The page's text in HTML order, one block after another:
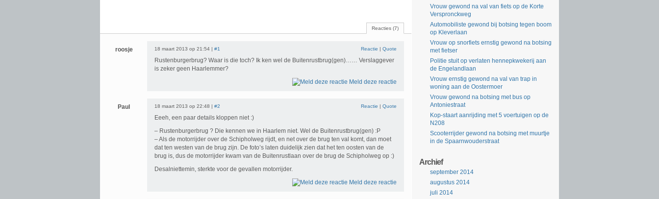
Reacties (7)
roosje 18 maart 2013 op 21:54 | #1 Reactie | Quote
Rustenburgerbrug? Waar is die toch? Ik ken wel de Buitenrustbrug(gen)…… Verslaggever
is zeker geen Haarlemmer?
Meld deze reactie
Paul 18 maart 2013 op 22:48 | #2 Reactie | Quote
Eeeh, een paar details kloppen niet :)
– Rustenburgerbrug ? Die kennen we in Haarlem niet. Wel de Buitenrustbrug(gen) :P
– Als de motorrijder over de Schipholweg rijdt, en net over de brug ten val komt, dan moet
dat ten westen van de brug zijn. De foto’s laten duidelijk zien dat het ten oosten van de
brug is, dus de motorrijder kwam van de Buitenrustlaan over de brug de Schipholweg op :)
Desalniettemin, sterkte voor de gevallen motorrijder.
Meld deze reactie
Vrouw gewond na val van fiets op de Korte
Verspronckweg
Automobiliste gewond bij botsing tegen boom
op Kleverlaan
Vrouw op snorfiets ernstig gewond na botsing
met fietser
Politie stuit op verlaten hennepkwekerij aan
de Engelandlaan
Vrouw ernstig gewond na val van trap in
woning aan de Oostermoer
Vrouw gewond na botsing met bus op
Antoniestraat
Kop-staart aanrijding met 5 voertuigen op de
N208
Scooterrijder gewond na botsing met muurtje
in de Spaarnwouderstraat
Archief
september 2014
augustus 2014
juli 2014